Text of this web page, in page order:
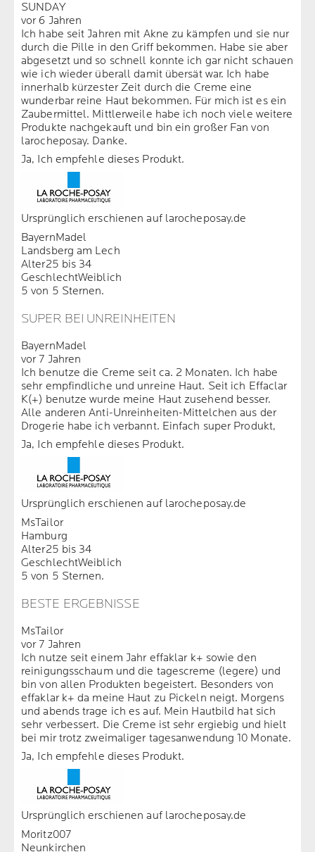
SUNDAY
vor 6 Jahren
Ich habe seit Jahren mit Akne zu kämpfen und sie nur
durch die Pille in den Griff bekommen. Habe sie aber
abgesetzt und so schnell konnte ich gar nicht schauen
wie ich wieder überall damit übersät war. Ich habe
innerhalb kürzester Zeit durch die Creme eine
wunderbar reine Haut bekommen. Für mich ist es ein
Zaubermittel. Mittlerweile habe ich noch viele weitere
Produkte nachgekauft und bin ein großer Fan von
larocheposay. Danke.
Ja, Ich empfehle dieses Produkt.
Ursprünglich erschienen auf larocheposay.de
BayernMadel
Landsberg am Lech
Alter25 bis 34
GeschlechtWeiblich
5 von 5 Sternen.
SUPER BEI UNREINHEITEN
BayernMadel
vor 7 Jahren
Ich benutze die Creme seit ca. 2 Monaten. Ich habe
sehr empfindliche und unreine Haut. Seit ich Effaclar
K(+) benutze wurde meine Haut zusehend besser.
Alle anderen Anti-Unreinheiten-Mittelchen aus der
Drogerie habe ich verbannt. Einfach super Produkt,
Ja, Ich empfehle dieses Produkt.
Ursprünglich erschienen auf larocheposay.de
MsTailor
Hamburg
Alter25 bis 34
GeschlechtWeiblich
5 von 5 Sternen.
BESTE ERGEBNISSE
MsTailor
vor 7 Jahren
Ich nutze seit einem Jahr effaklar k+ sowie den
reinigungsschaum und die tagescreme (legere) und
bin von allen Produkten begeistert. Besonders von
effaklar k+ da meine Haut zu Pickeln neigt. Morgens
und abends trage ich es auf. Mein Hautbild hat sich
sehr verbessert. Die Creme ist sehr ergiebig und hielt
bei mir trotz zweimaliger tagesanwendung 10 Monate.
Ja, Ich empfehle dieses Produkt.
Ursprünglich erschienen auf larocheposay.de
Moritz007
Neunkirchen